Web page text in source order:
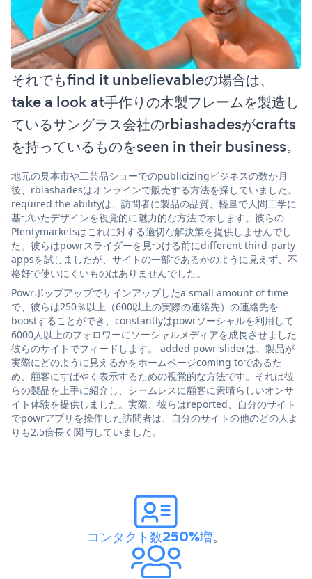
それでもfind it unbelievableの場合は、
take a look at手作りの木製フレームを製造し
ているサングラス会社のrbiashadesがcrafts
を持っているものをseen in their business。
地元の見本市や工芸品ショーでのpublicizingビジネスの数か月
後、rbiashadesはオンラインで販売する方法を探していました。
required the abilityは、訪問者に製品の品質、軽量で人間工学に
基づいたデザインを視覚的に魅力的な方法で示します。彼らの
Plentymarketsはこれに対する適切な解決策を提供しませんでし
た。彼らはpowrスライダーを見つける前にdifferent third-party
appsを試しましたが、サイトの一部であるかのように見えず、不
格好で使いにくいものはありませんでした。
Powrポップアップでサインアップしたa small amount of time
で、彼らは250％以上（600以上の実際の連絡先）の連絡先を
boostすることができ、constantlyはpowrソーシャルを利用して
6000人以上のフォロワーにソーシャルメディアを成長させました
彼らのサイトでフィードします。 added powr sliderは、製品が
実際にどのように見えるかをホームページcoming toであるた
め、顧客にすばやく表示するための視覚的な方法です。それは彼
らの製品を上手に紹介し、シームレスに顧客に素晴らしいオンサ
イト体験を提供しました。実際、彼らはreported、自分のサイト
でpowrアプリを操作した訪問者は、自分のサイトの他のどの人よ
りも2.5倍長く関与していました。
コンタクト数250%増。